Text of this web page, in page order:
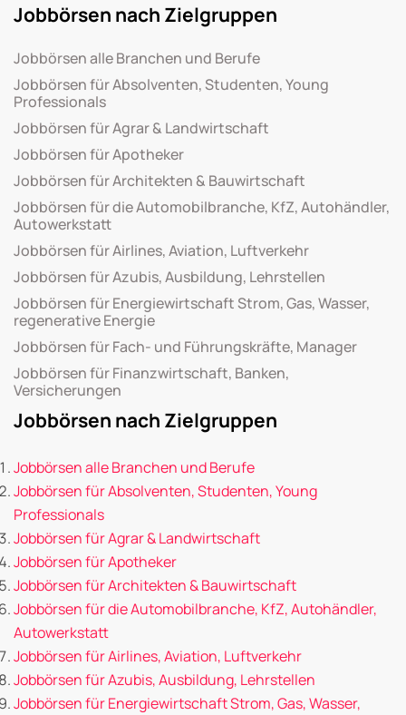
Jobbörsen nach Zielgruppen
Jobbörsen alle Branchen und Berufe
Jobbörsen für Absolventen, Studenten, Young
Professionals
Jobbörsen für Agrar & Landwirtschaft
Jobbörsen für Apotheker
Jobbörsen für Architekten & Bauwirtschaft
Jobbörsen für die Automobilbranche, KfZ, Autohändler,
Autowerkstatt
Jobbörsen für Airlines, Aviation, Luftverkehr
Jobbörsen für Azubis, Ausbildung, Lehrstellen
Jobbörsen für Energiewirtschaft Strom, Gas, Wasser,
regenerative Energie
Jobbörsen für Fach- und Führungskräfte, Manager
Jobbörsen für Finanzwirtschaft, Banken,
Versicherungen
Jobbörsen nach Zielgruppen
Jobbörsen alle Branchen und Berufe
Jobbörsen für Absolventen, Studenten, Young
Professionals
Jobbörsen für Agrar & Landwirtschaft
Jobbörsen für Apotheker
Jobbörsen für Architekten & Bauwirtschaft
Jobbörsen für die Automobilbranche, KfZ, Autohändler,
Autowerkstatt
Jobbörsen für Airlines, Aviation, Luftverkehr
Jobbörsen für Azubis, Ausbildung, Lehrstellen
Jobbörsen für Energiewirtschaft Strom, Gas, Wasser,